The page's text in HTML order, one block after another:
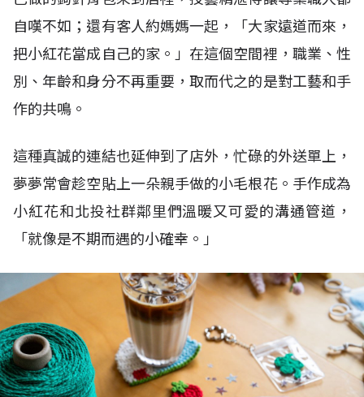
自嘆不如；還有客人約媽媽一起，「大家遠道而來，
把小紅花當成自己的家。」在這個空間裡，職業、性
別、年齡和身分不再重要，取而代之的是對工藝和手
作的共鳴。
這種真誠的連結也延伸到了店外，忙碌的外送單上，
夢夢常會趁空貼上一朵親手做的小毛根花。手作成為
小紅花和北投社群鄰里們溫暖又可愛的溝通管道，
「就像是不期而遇的小確幸。」